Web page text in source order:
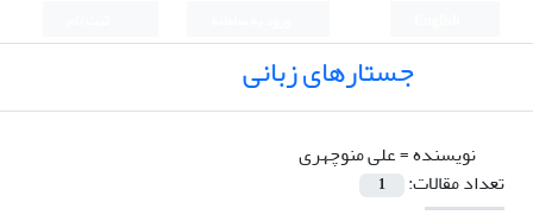
جستارهای زبانی
نویسنده =علی منوچهری
تعداد مقالات:
1